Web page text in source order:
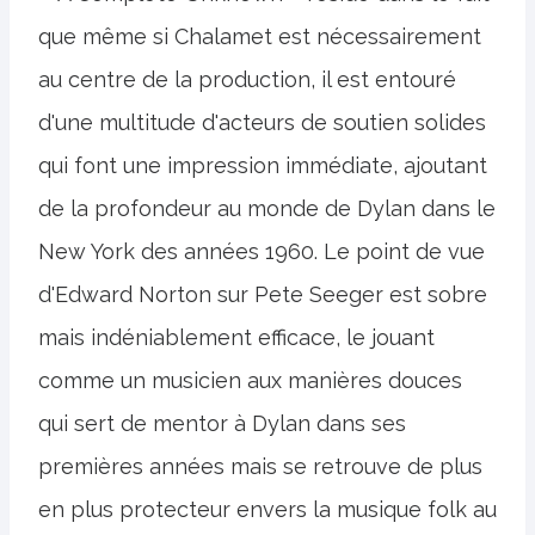
que même si Chalamet est nécessairement
au centre de la production, il est entouré
d'une multitude d'acteurs de soutien solides
qui font une impression immédiate, ajoutant
de la profondeur au monde de Dylan dans le
New York des années 1960. Le point de vue
d'Edward Norton sur Pete Seeger est sobre
mais indéniablement efficace, le jouant
comme un musicien aux manières douces
qui sert de mentor à Dylan dans ses
premières années mais se retrouve de plus
en plus protecteur envers la musique folk au